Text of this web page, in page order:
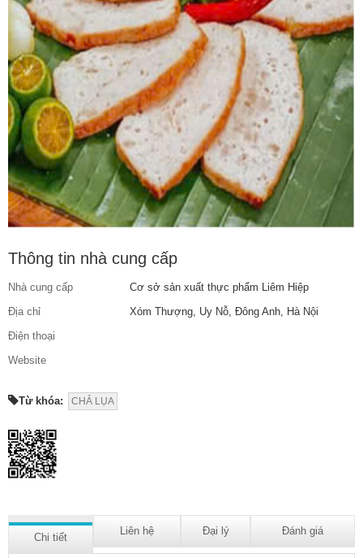
Thông tin nhà cung cấp
Nhà cung cấp
Cơ sở sản xuất thực phẩm Liêm Hiệp
Địa chỉ
Xóm Thượng, Uy Nỗ, Đông Anh, Hà Nội
Điện thoại
Website
Từ khóa: CHẢ LỤA
Chi tiết
Liên hệ Đại lý Đánh giá